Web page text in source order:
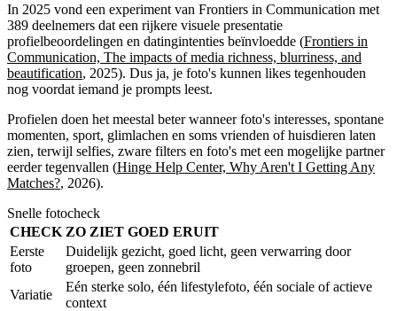
In 2025 vond een experiment van Frontiers in Communication met
389 deelnemers dat een rijkere visuele presentatie
profielbeoordelingen en datingintenties beïnvloedde (Frontiers in
Communication, The impacts of media richness, blurriness, and
beautification, 2025). Dus ja, je foto's kunnen likes tegenhouden
nog voordat iemand je prompts leest.
Profielen doen het meestal beter wanneer foto's interesses, spontane
momenten, sport, glimlachen en soms vrienden of huisdieren laten
zien, terwijl selfies, zware filters en foto's met een mogelijke partner
eerder tegenvallen (Hinge Help Center, Why Aren't I Getting Any
Matches?, 2026).
Snelle fotocheck
CHECK ZO ZIET GOED ERUIT
Eerste
foto
Duidelijk gezicht, goed licht, geen verwarring door
groepen, geen zonnebril
Variatie
Eén sterke solo, één lifestylefoto, één sociale of actieve
context